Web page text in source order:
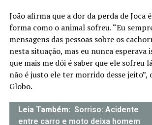
João afirma que a dor da perda de Joca
forma como o animal sofreu. “Eu
mensagens das pessoas sobre os
nesta situação, mas eu nunca esperava
que mais me dói é saber que ele sofreu
não é justo ele ter morrido desse jeito”,
Globo.
Leia Também: Sorriso: Acidente
entre carro e moto deixa homem